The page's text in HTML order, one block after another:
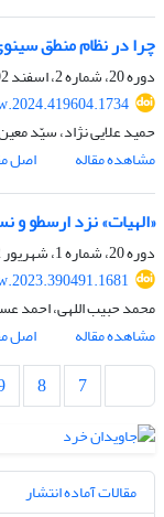
چرا در نظام منطق
دوره 20، شماره 2، اسفند 1402، صفحه
حمید علایی نژاد، سیّد
مشاهده مقاله
اصل
«الهیات» نزد ارسطو و
دوره 20، شماره 1، شهریور 1402، صفحه
محمد حبیب اللهی، احمد
مشاهده مقاله
اصل
7
8
مقالات آماده انتشار